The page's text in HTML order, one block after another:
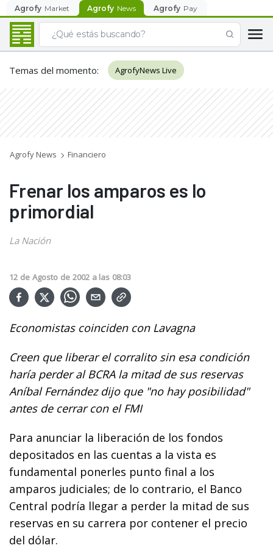
Agrofy Market Agrofy News Agrofy Pay
Temas del momento: AgrofyNews Live
Agrofy News Financiero
Frenar los amparos es lo
primordial
La Nación
12 de Agosto de 2002 a las 08:03
Economistas coinciden con Lavagna
Creen que liberar el corralito sin esa condición
haría perder al BCRA la mitad de sus reservas
Aníbal Fernández dijo que "no hay posibilidad"
antes de cerrar con el FMI
Para anunciar la liberación de los fondos
depositados en las cuentas a la vista es
fundamental ponerles punto final a los
amparos judiciales; de lo contrario, el Banco
Central podría llegar a perder la mitad de sus
reservas en su carrera por contener el precio
del dólar.